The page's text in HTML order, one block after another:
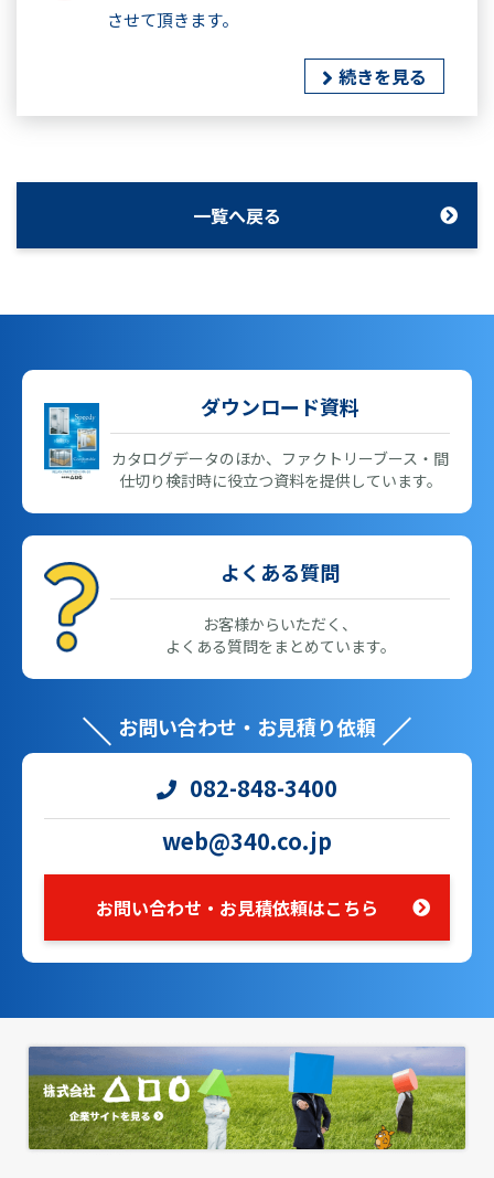
させて頂きます。
続きを見る
一覧へ戻る
ダウンロード資料
カタログデータのほか、ファクトリーブース・間
仕切り検討時に役立つ資料を提供しています。
よくある質問
お客様からいただく、
よくある質問をまとめています。
お問い合わせ・お見積り依頼
082-848-3400
web@340.co.jp
お問い合わせ・お見積依頼はこちら